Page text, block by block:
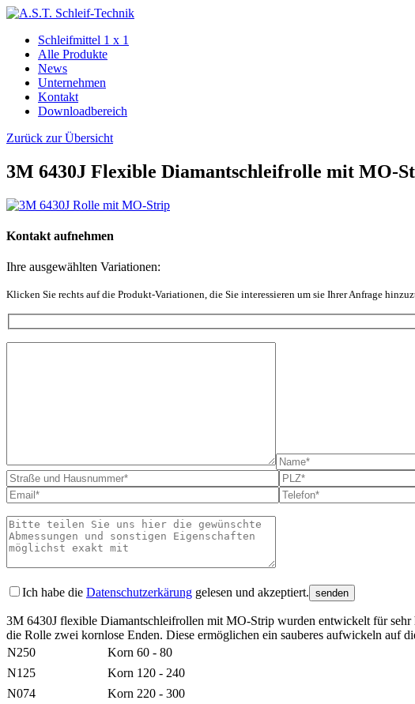
Schleifmittel 1 x 1
Alle Produkte
News
Unternehmen
Kontakt
Downloadbereich
Zurück zur Übersicht
3M 6430J Flexible Diamantschleifrolle mit MO-
Kontakt aufnehmen
Ihre ausgewählten Variationen:
Klicken Sie rechts auf die Produkt-Variationen, die Sie interessieren um sie Ihrer Anfrage
Ich habe die Datenschutzerkärung gelesen und akzeptiert.Bitte lasse dieses Feld
3M 6430J flexible Diamantschleifrollen mit MO-Strip wurden entwickelt für
die Rolle zwei kornlose Enden. Diese ermöglichen ein sauberes aufwickeln auf
N250
Korn 60 - 80
N125
Korn 120 - 240
N074
Korn 220 - 300